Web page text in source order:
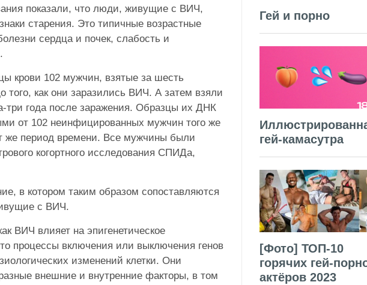
показали, что люди, живущие с ВИЧ,
старения. Это типичные возрастные
сердца и почек, слабость и
крови 102 мужчин, взятые за шесть
как они заразились ВИЧ. А затем взяли
три года после заражения. Образцы их ДНК
от 102 неинфицированных мужчин того же
же период времени. Все мужчины были
когортного исследования СПИДа,
в котором таким образом сопоставляются
с ВИЧ.
ВИЧ влияет на эпигенетическое
процессы включения или выключения генов
изменений клетки. Они
внешние и внутренние факторы, в том
Гей и порно
гей-камасутра
[Фото] ТОП-10
горячих гей-
актёров 2023